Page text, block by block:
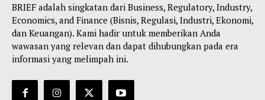
BRIEF adalah singkatan dari Business, Regulatory, Industry,
Economics, and Finance (Bisnis, Regulasi, Industri, Ekonomi,
dan Keuangan). Kami hadir untuk memberikan Anda
wawasan yang relevan dan dapat dihubungkan pada era
informasi yang melimpah ini.